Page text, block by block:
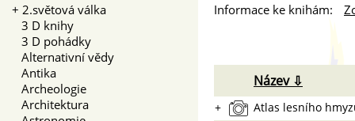
+ 2.světová válka
3 D knihy
3 D pohádky
Alternativní vědy
Antika
Archeologie
Architektura
Informace ke knihám:
Název ⇩
+
Atlas lesního